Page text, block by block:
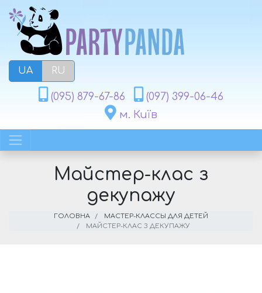
UA RU
(095) 879-67-86
(097) 399-06-46
м. Київ
Майстер-клас з
декупажу
ГОЛОВНА
МАСТЕР-КЛАССЫ ДЛЯ ДЕТЕЙ
МАЙСТЕР-КЛАС З ДЕКУПАЖУ